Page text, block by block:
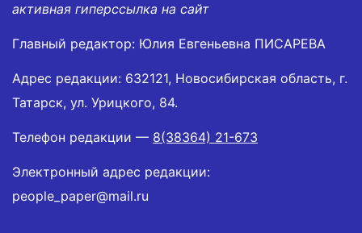
активная гиперссылка на сайт
Главный редактор: Юлия Евгеньевна ПИСАРЕВА
Адрес редакции: 632121, Новосибирская область, г.
Татарск, ул. Урицкого, 84.
Телефон редакции — 8(38364) 21-673
Электронный адрес редакции:
people_paper@mail.ru